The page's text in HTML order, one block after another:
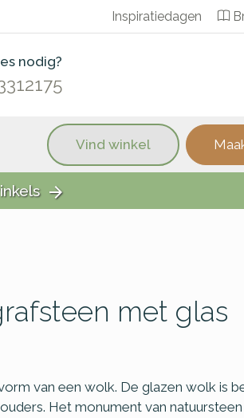
Inspiratiedagen
nodig?
Vind winkel
arrow_forward
met glas
van een wolk. De glazen wolk is
Het monument van